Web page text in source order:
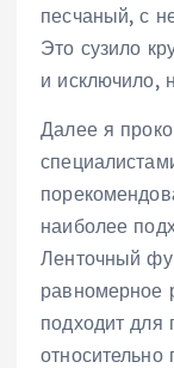
песчаный, с
Это сузило
и исключило,
Далее я
наиболее
Ленточный
равномерное
подходит для
относительно